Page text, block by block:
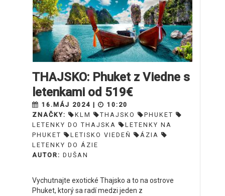
THAJSKO: Phuket z Viedne s
letenkami od 519€
16.MÁJ 2024 |
10:20
ZNAČKY:
KLM THAJSKO
PHUKET
LETENKY DO THAJSKA
LETENKY NA
PHUKET
LETISKO VIEDEŇ
ÁZIA
LETENKY DO ÁZIE
AUTOR: DUŠAN
Vychutnajte exotické Thajsko a to na ostrove
Phuket, ktorý sa radí medzi jeden z